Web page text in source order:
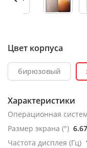
Цвет корпуса
бирюзовый
Характеристики
Операционная
Размер экрана (") 6.67
Частота дисплея (Гц)